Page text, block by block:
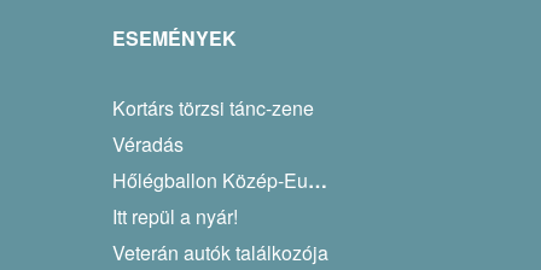
ESEMÉNYEK
Kortárs törzsi tánc-zene
Véradás
Hőlégballon Közép-Európa Kupa
Itt repül a nyár!
Veterán autók találkozója